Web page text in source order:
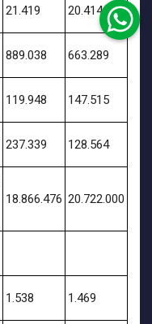
21.419 20.414
889.038 663.289
119.948 147.515
237.339 128.564
18.866.476 20.722.000
1.538 1.469